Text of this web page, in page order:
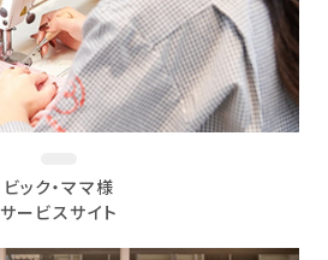
ビック・ママ様
サービスサイト